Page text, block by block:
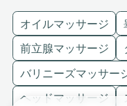
オイルマッサージ
前立腺マッサージ
バリニーズマッサー
ヘッドマッサージ